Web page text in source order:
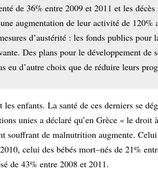
de 36% entre 2009 et 2011 et les
augmentation de leur activité de 120%
d’austérité : les fonds publics pour
Des plans pour le développement de
eu d’autre choix que de réduire leurs
enfants. La santé de ces derniers se
unies a déclaré qu’en Grèce « le droit
souffrant de malnutrition augmente.
celui des bébés mort–nés de 21%
de 43% entre 2008 et 2011.